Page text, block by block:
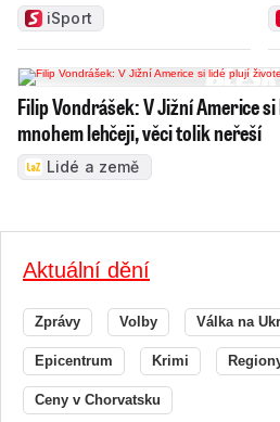
iSport
Filip Vondrášek: V Jižní Americe
mnohem lehčeji, věci tolik neřeší
Lidé a země
Aktuální dění
Zprávy Volby Válka na
Epicentrum Krimi
Ceny v Chorvatsku